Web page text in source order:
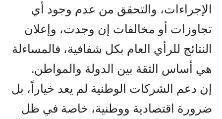
الإجراءات، والتحقق من عدم وجود أي
تجاوزات أو مخالفات إن وجدت، وإعلان
النتائج للرأي العام بكل شفافية، فالمساءلة
هي أساس الثقة بين الدولة والمواطن.
إن دعم الشركات الوطنية لم يعد خياراً، بل
ضرورة اقتصادية ووطنية، خاصة في ظل